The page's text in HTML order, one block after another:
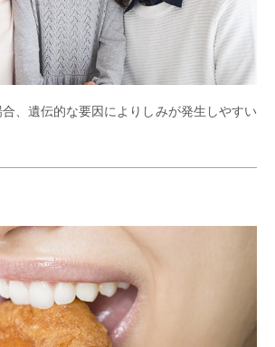
、遺伝的な要因によりしみが発生しやすい